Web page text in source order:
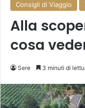
Consigli di Viaggio
Alla
cosa
Sere 3 minuti di